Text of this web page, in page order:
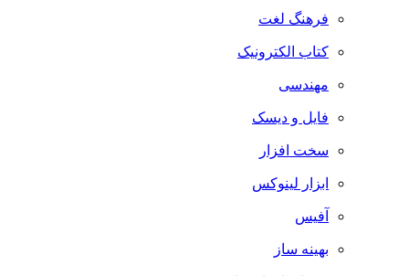
فرهنگ لغت
کتاب الکترونیک
مهندسی
فایل و دیسک
سخت افزار
ابزار لینوکس
آفیس
بهینه ساز